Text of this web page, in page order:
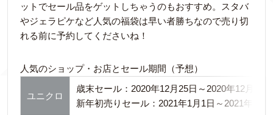
ットでセール品をゲットしちゃうのもおすすめ。スタバ
やジェラピケなど人気の福袋は早い者勝ちなので売り切
れる前に予約してくださいね！
人気のショップ・お店とセール期間（予想）
ユニクロ
歳末セール：2020年12月25日～2020年12月31
新年初売りセール：2021年1月1日～2021年1月